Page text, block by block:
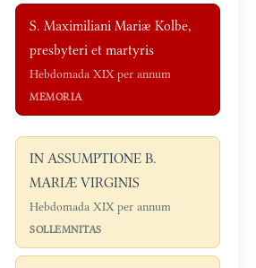
S. Maximiliani Mariæ Kolbe,
presbyteri et martyris
Hebdomada XIX per annum
MEMORIA
IN ASSUMPTIONE B.
MARIÆ VIRGINIS
Hebdomada XIX per annum
SOLLEMNITAS